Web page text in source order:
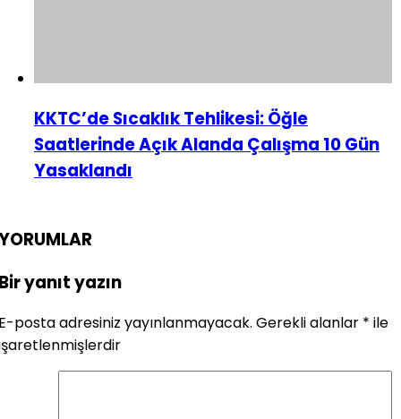
KKTC’de Sıcaklık Tehlikesi: Öğle
Saatlerinde Açık Alanda Çalışma 10 Gün
Yasaklandı
yanıt yazın
posta adresiniz yayınlanmayacak. Gerekli alanlar * ile